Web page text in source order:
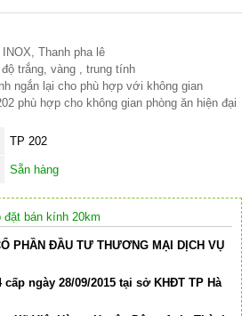
Thanh pha lê
trắng, vàng , trung tính
ngắn lại cho phù hợp với không gian
phù hợp cho không gian phòng ăn hiện đại
TP 202
Sẵn hàng
đặt bán kính 20km
PHẦN ĐẦU TƯ THƯƠNG MẠI DỊCH VỤ
cấp ngày 28/09/2015 tại sở KHĐT TP Hà